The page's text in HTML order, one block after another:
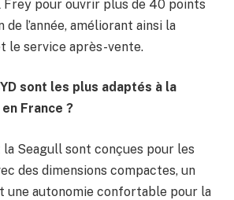
Frey pour ouvrir plus de 40 points
de l’année, améliorant ainsi la
le service après-vente.
sont les plus adaptés à la
France ?
la Seagull sont conçues pour les
des dimensions compactes, un
une autonomie confortable pour la